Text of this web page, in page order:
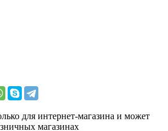
для интернет-магазина и может
магазинах